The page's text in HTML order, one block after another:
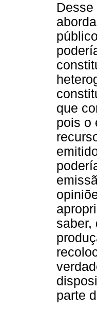
que
pois o
saber,
parte